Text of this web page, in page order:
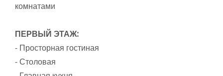
комнатами
ПЕРВЫЙ ЭТАЖ:
- Просторная гостиная
- Столовая